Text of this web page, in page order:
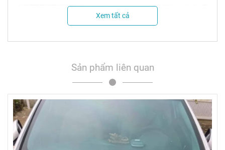
Xem tất cả
Sản phẩm liên quan